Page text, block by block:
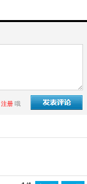
注册 哦